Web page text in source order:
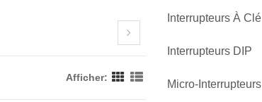
Afficher:
Interrupteurs À Clé
Interrupteurs DIP
Micro-Interrupteurs